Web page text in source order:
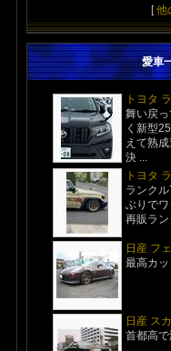
[他
愛車
トヨタ
舞い戻
く新型
えて熟
決 ...
トヨタ
ランク
ぶりで
再販ラン
日産 フ
最高カ
日産 ス
首都高で